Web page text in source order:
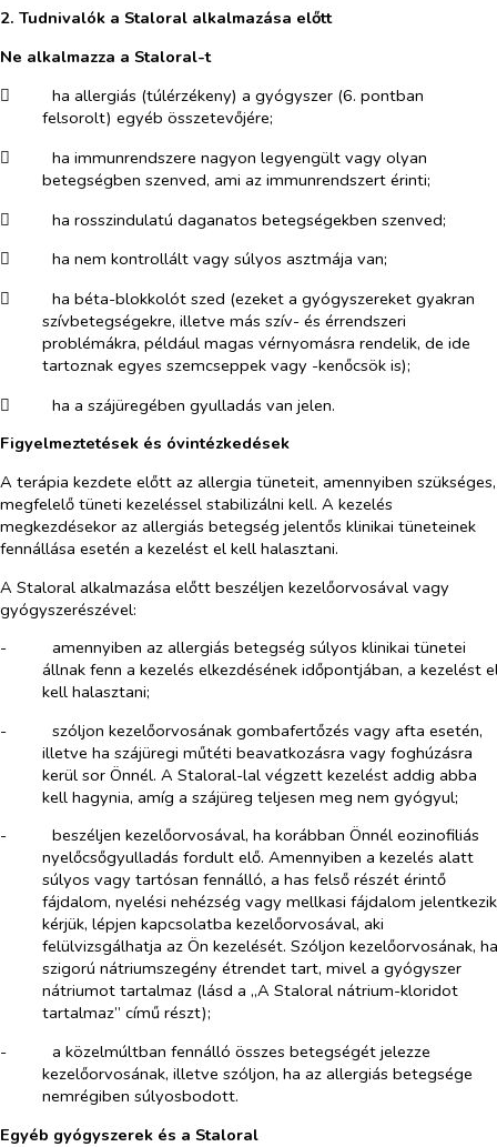
2. Tudnivalók a Staloral alkalmazása előtt
Ne alkalmazza a Staloral-t
​
ha allergiás (túlérzékeny) a gyógyszer (6. pontban
felsorolt) egyéb összetevőjére;
​
ha immunrendszere nagyon legyengült vagy olyan
betegségben szenved, ami az immunrendszert érinti;
​
ha rosszindulatú daganatos betegségekben szenved;
​
ha nem kontrollált vagy súlyos asztmája van;
​
ha béta-blokkolót szed (ezeket a gyógyszereket gyakran
szívbetegségekre, illetve más szív- és érrendszeri
problémákra, például magas vérnyomásra rendelik, de ide
tartoznak egyes szemcseppek vagy -kenőcsök is);
​
ha a szájüregében gyulladás van jelen.
Figyelmeztetések és óvintézkedések
A terápia kezdete előtt az allergia tüneteit, amennyiben szükséges,
megfelelő tüneti kezeléssel stabilizálni kell. A kezelés
megkezdésekor az allergiás betegség jelentős klinikai tüneteinek
fennállása esetén a kezelést el kell halasztani.
A Staloral alkalmazása előtt beszéljen kezelőorvosával vagy
gyógyszerészével:
-​
amennyiben az allergiás betegség súlyos klinikai tünetei
állnak fenn a kezelés elkezdésének időpontjában, a kezelést
kell halasztani;
-​
szóljon kezelőorvosának gombafertőzés vagy afta esetén,
illetve ha szájüregi műtéti beavatkozásra vagy foghúzásra
kerül sor Önnél. A Staloral-lal végzett kezelést addig abba
kell hagynia, amíg a szájüreg teljesen meg nem gyógyul;
-​
beszéljen kezelőorvosával, ha korábban Önnél eozinofiliás
nyelőcsőgyulladás fordult elő. Amennyiben a kezelés alatt
súlyos vagy tartósan fennálló, a has felső részét érintő
fájdalom, nyelési nehézség vagy mellkasi fájdalom
kérjük, lépjen kapcsolatba kezelőorvosával, aki
felülvizsgálhatja az Ön kezelését. Szóljon kezelőorvosának, ha
szigorú nátriumszegény étrendet tart, mivel a gyógyszer
nátriumot tartalmaz (lásd a „A Staloral nátrium-kloridot
tartalmaz” című részt);
-​
a közelmúltban fennálló összes betegségét jelezze
kezelőorvosának, illetve szóljon, ha az allergiás betegsége
nemrégiben súlyosbodott.
Egyéb gyógyszerek és a Staloral